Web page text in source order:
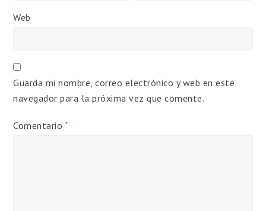
Web
Guarda mi nombre, correo electrónico y web en este
navegador para la próxima vez que comente.
Comentario *